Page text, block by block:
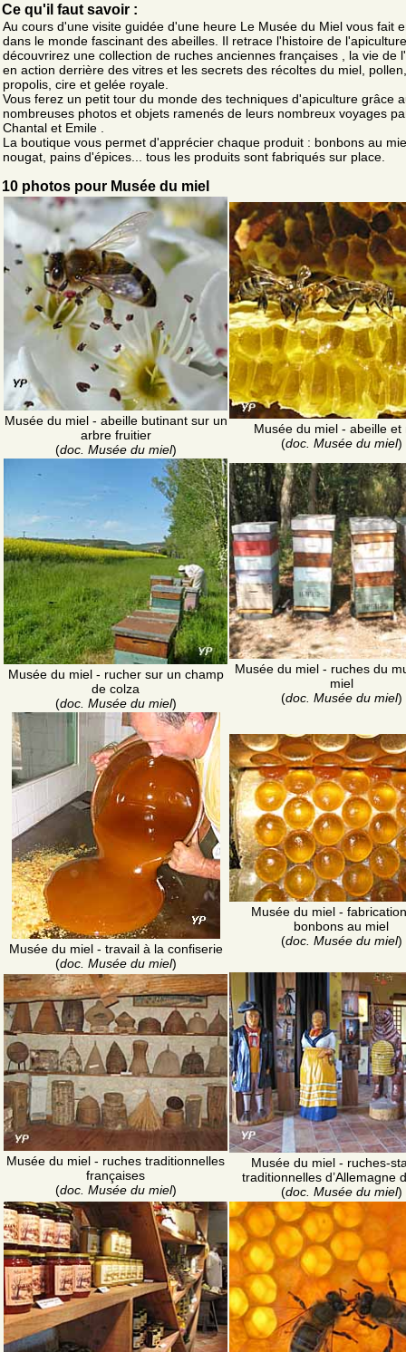
Ce qu'il faut savoir :
Au cours d'une visite guidée d'une heure Le Musée du Miel vous fait
dans le monde fascinant des abeilles. Il retrace l'histoire de
découvrirez une collection de ruches anciennes françaises , la vie de
en action derrière des vitres et les secrets des récoltes du miel, pollen,
propolis, cire et gelée royale.
Vous ferez un petit tour du monde des techniques d'apiculture grâce
nombreuses photos et objets ramenés de leurs nombreux voyages
Chantal et Emile .
La boutique vous permet d'apprécier chaque produit : bonbons au
nougat, pains d'épices... tous les produits sont fabriqués sur place.
10 photos pour Musée du miel
Musée du miel - abeille butinant sur un
arbre fruitier
(doc. Musée du miel)
Musée du miel - abeille et
(doc. Musée du miel)
Musée du miel - rucher sur un champ
de colza
(doc. Musée du miel)
Musée du miel - ruches du
miel
(doc. Musée du miel)
Musée du miel - travail à la confiserie
(doc. Musée du miel)
Musée du miel -
bonbons au miel
(doc. Musée du miel)
Musée du miel - ruches traditionnelles
françaises
(doc. Musée du miel)
Musée du miel - ruches-
traditionnelles d’Allemagne
(doc. Musée du miel)